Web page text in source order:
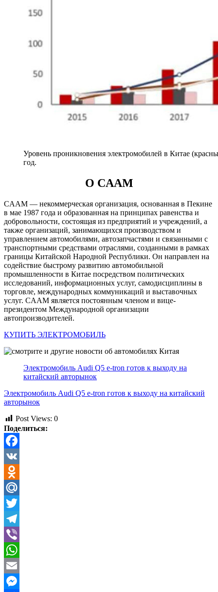
Уровень проникновения электромобилей в Китае
год.
О CAAM
CAAM — некоммерческая организация, основанная в Пекине
в мае 1987 года и образованная на принципах равенства и
добровольности, состоящая из предприятий и учреждений, а
также организаций, занимающихся производством и
управлением автомобилями, автозапчастями и связанными с
транспортными средствами отраслями, созданными в рамках
границы Китайской Народной Республики. Он направлен на
содействие быстрому развитию автомобильной
промышленности в Китае посредством политических
исследований, информационных услуг, самодисциплины в
торговле, международных коммуникаций и выставочных
услуг. CAAM является постоянным членом и вице-
президентом Международной организации
автопроизводителей.
КУПИТЬ ЭЛЕКТРОМОБИЛЬ
Электромобиль Audi Q5 e-tron готов к выходу на
китайский авторынок
Электромобиль Audi Q5 e-tron готов к выходу на китайский
авторынок
Post Views: 0
Поделиться:
Facebook
VK
Odnoklassniki
Mail.Ru
Twitter
Telegram
Viber
WhatsApp
Email